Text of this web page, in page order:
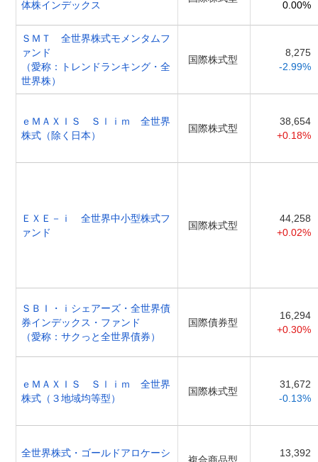
体株インデックス
0.00%
ＳＭＴ 全世界株式モメンタムフ
ァンド
（愛称：トレンドランキング・全
世界株）
国際株式型
8,275
-2.99%
ｅＭＡＸＩＳ Ｓｌｉｍ 全世界
株式（除く日本）
国際株式型
38,654
+0.18%
ＥＸＥ－ｉ 全世界中小型株式フ
ァンド
国際株式型
44,258
+0.02%
ＳＢＩ・ｉシェアーズ・全世界債
券インデックス・ファンド
（愛称：サクっと全世界債券）
国際債券型
16,294
+0.30%
ｅＭＡＸＩＳ Ｓｌｉｍ 全世界
株式（３地域均等型）
国際株式型
31,672
-0.13%
全世界株式・ゴールドアロケーシ
13,392